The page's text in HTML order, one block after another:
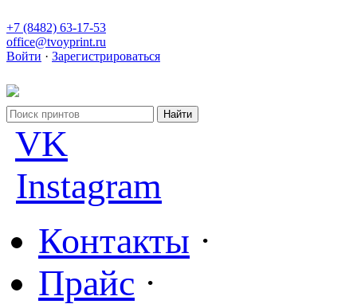
+7 (8482) 63-17-53
office@tvoyprint.ru
Войти · Зарегистрироваться
VK
Instagram
Контакты ·
Прайс ·